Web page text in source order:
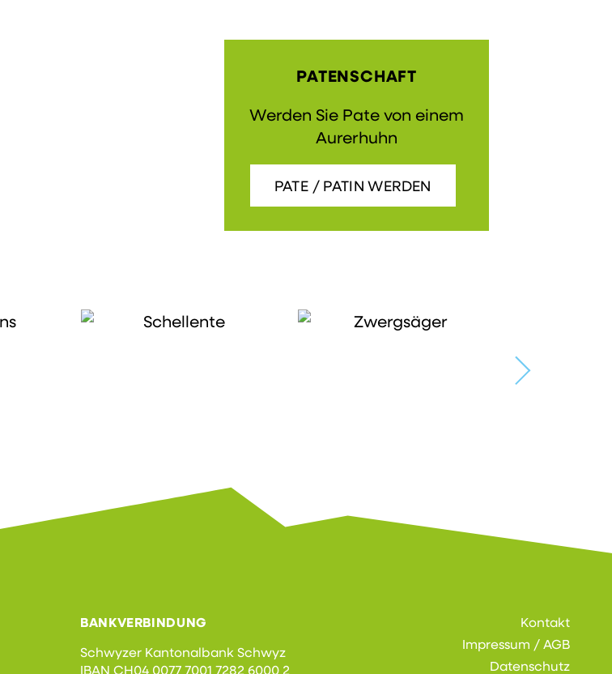
PATENSCHAFT
Werden Sie Pate von einem
Aurerhuhn
PATE / PATIN WERDEN
BANKVERBINDUNG
Schwyzer Kantonalbank Schwyz
IBAN CH04 0077 7001 7282 6000 2
Kontakt
Impressum / AGB
Datenschutz